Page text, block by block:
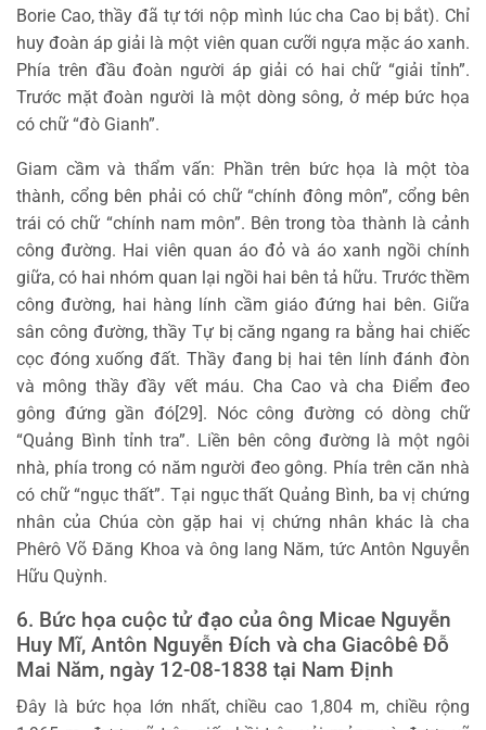
Borie Cao, thầy đã tự tới nộp mình lúc cha Cao bị bắt). Chỉ
huy đoàn áp giải là một viên quan cưỡi ngựa mặc áo xanh.
Phía trên đầu đoàn người áp giải có hai chữ “giải tỉnh”.
Trước mặt đoàn người là một dòng sông, ở mép bức họa
có chữ “đò Gianh”.
Giam cầm và thẩm vấn: Phần trên bức họa là một tòa
thành, cổng bên phải có chữ “chính đông môn”, cổng bên
trái có chữ “chính nam môn”. Bên trong tòa thành là cảnh
công đường. Hai viên quan áo đỏ và áo xanh ngồi chính
giữa, có hai nhóm quan lại ngồi hai bên tả hữu. Trước thềm
công đường, hai hàng lính cầm giáo đứng hai bên. Giữa
sân công đường, thầy Tự bị căng ngang ra bằng hai chiếc
cọc đóng xuống đất. Thầy đang bị hai tên lính đánh đòn
và mông thầy đầy vết máu. Cha Cao và cha Điểm đeo
gông đứng gần đó[29]. Nóc công đường có dòng chữ
“Quảng Bình tỉnh tra”. Liền bên công đường là một ngôi
nhà, phía trong có năm người đeo gông. Phía trên căn nhà
có chữ “ngục thất”. Tại ngục thất Quảng Bình, ba vị chứng
nhân của Chúa còn gặp hai vị chứng nhân khác là cha
Phêrô Võ Đăng Khoa và ông lang Năm, tức Antôn Nguyễn
Hữu Quỳnh.
6. Bức họa cuộc tử đạo của ông Micae Nguyễn
Huy Mĩ, Antôn Nguyễn Đích và cha Giacôbê Đỗ
Mai Năm, ngày 12-08-1838 tại Nam Định
Đây là bức họa lớn nhất, chiều cao 1,804 m, chiều rộng